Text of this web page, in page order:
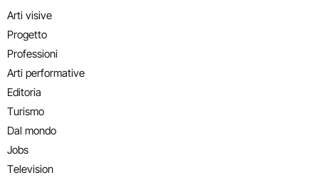
Arti visive
Progetto
Professioni
Arti performative
Editoria
Turismo
Dal mondo
Jobs
Television